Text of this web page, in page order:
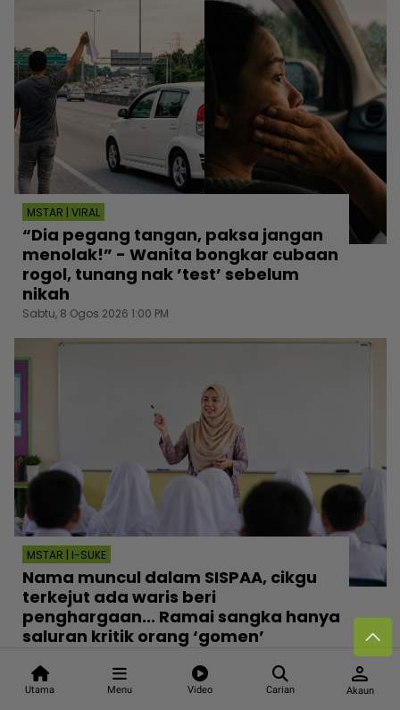
Utama Menu Video Carian
person
Akaun
MSTAR | VIRAL
“Dia pegang tangan, paksa jangan
menolak!” - Wanita bongkar cubaan
rogol, tunang nak ’test’ sebelum
nikah
Sabtu, 8 Ogos 2026 1:00 PM
MSTAR | I-SUKE
Nama muncul dalam SISPAA, cikgu
terkejut ada waris beri
penghargaan... Ramai sangka hanya
saluran kritik orang ‘gomen’